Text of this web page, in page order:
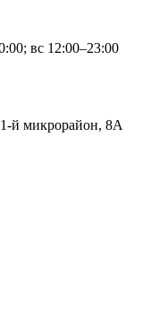
вс 12:00–23:00
й микрорайон, 8А